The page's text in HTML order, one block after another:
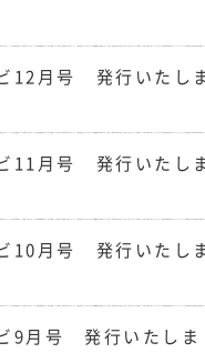
12月号 発行いたし
11月号 発行いたし
10月号 発行いたし
9月号 発行いたしま